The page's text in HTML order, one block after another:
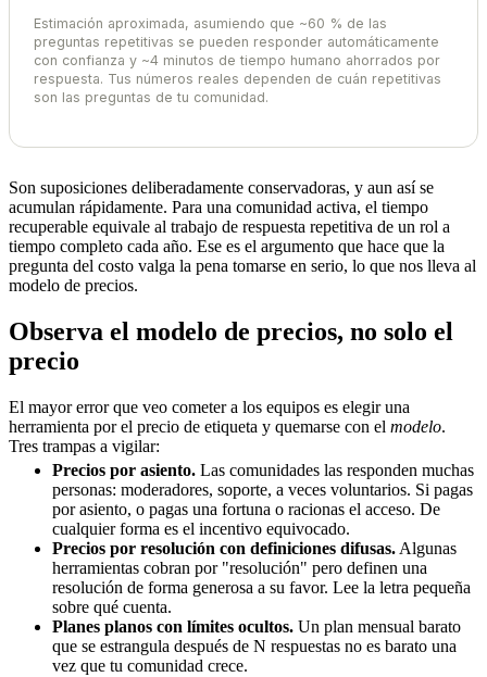
Estimación aproximada, asumiendo que ~60 % de las
preguntas repetitivas se pueden responder automáticamente
con confianza y ~4 minutos de tiempo humano ahorrados por
respuesta. Tus números reales dependen de cuán repetitivas
son las preguntas de tu comunidad.
Son suposiciones deliberadamente conservadoras, y aun así se
acumulan rápidamente. Para una comunidad activa, el tiempo
recuperable equivale al trabajo de respuesta repetitiva de un rol a
tiempo completo cada año. Ese es el argumento que hace que la
pregunta del costo valga la pena tomarse en serio, lo que nos lleva al
modelo de precios.
Observa el modelo de precios, no solo el
precio
El mayor error que veo cometer a los equipos es elegir una
herramienta por el precio de etiqueta y quemarse con el modelo.
Tres trampas a vigilar:
Precios por asiento. Las comunidades las responden muchas
personas: moderadores, soporte, a veces voluntarios. Si pagas
por asiento, o pagas una fortuna o racionas el acceso. De
cualquier forma es el incentivo equivocado.
Precios por resolución con definiciones difusas.Algunas
herramientas cobran por "resolución" pero definen una
resolución de forma generosa a su favor. Lee la letra pequeña
sobre qué cuenta.
Planes planos con límites ocultos. Un plan mensual barato
que se estrangula después de N respuestas no es barato una
vez que tu comunidad crece.